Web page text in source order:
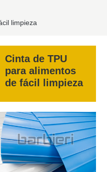
limpieza
Cinta de TPU
para alimentos
de fácil limpieza